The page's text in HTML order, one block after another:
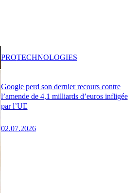
Google perd son dernier recours contre
l’amende de 4,1 milliards d’euros infligée
par l’UE
02.07.2026
PROTECHNOLOGIES